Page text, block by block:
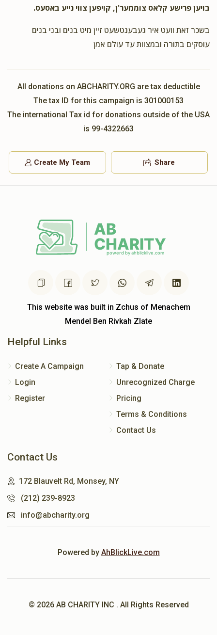
2 years ago
$180.00
זכות תשב"ר
Ezriel Frankel
הנהלת התלמוד תורה
$36.00
בויען פרישע קלאס צוממער'ן, קויפען צווי נייע באסעס.
בשכר זאת וועט איר געבענטשעט זיין מיט בנים ובני בנים
עוסקים בתורה ובמצוות עד עולם אמן
All donations on ABCHARITY.ORG are tax deductible
The tax ID for this campaign is 301000153
The international Tax id for donations outside of the USA
is 99-4322663
Create My Team Share
This website was built in Zchus of Menachem
Mendel Ben Rivkah Zlate
Helpful Links
Create A Campaign
Login
Register
Tap & Donate
Unrecognized Charge
Pricing
Terms & Conditions
Contact Us
Contact Us
172 Blauvelt Rd, Monsey, NY
(212) 239-8923
info@abcharity.org
Powered by AhBlickLive.com
© 2026 AB CHARITY INC . All Rights Reserved